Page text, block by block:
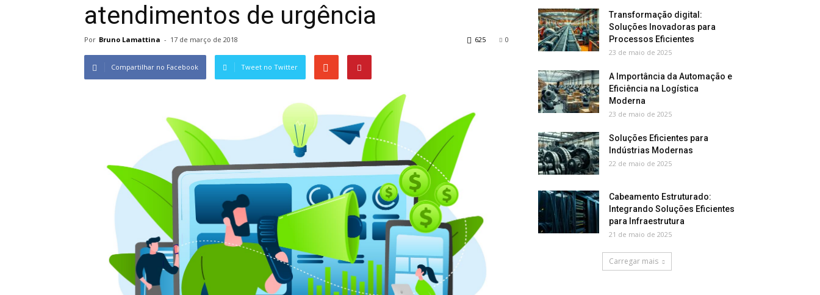
atendimentos de urgência
Por Bruno Lamattina - 17 de março de 2018 0
625
Compartilhar no Facebook Tweet no Twitter
Transformação digital:
Soluções Inovadoras para
Processos Eficientes
23 de maio de 2025
A Importância da Automação e
Eficiência na Logística
Moderna
23 de maio de 2025
Soluções Eficientes para
Indústrias Modernas
22 de maio de 2025
Cabeamento Estruturado:
Integrando Soluções Eficientes
para Infraestrutura
21 de maio de 2025
Carregar mais